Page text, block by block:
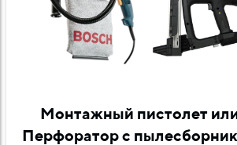
Монтажный пистолет
Перфоратор с